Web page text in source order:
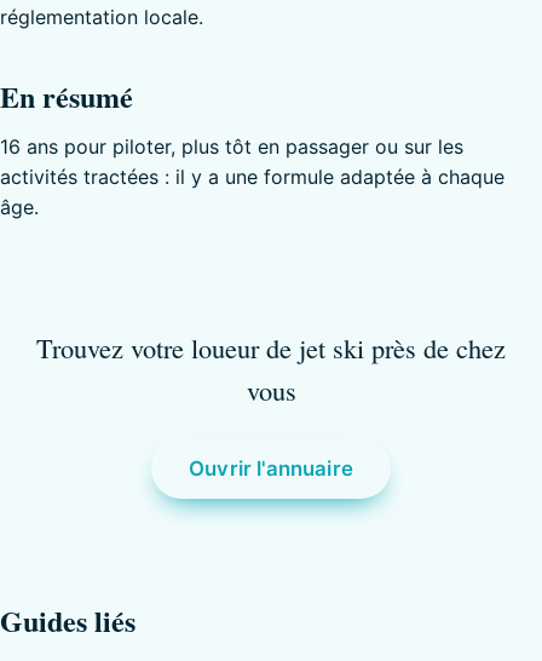
réglementation locale.
En résumé
16 ans pour piloter, plus tôt en passager ou sur les
activités tractées : il y a une formule adaptée à chaque
âge.
Trouvez votre loueur de jet ski près de chez
vous
Ouvrir l'annuaire
Guides liés